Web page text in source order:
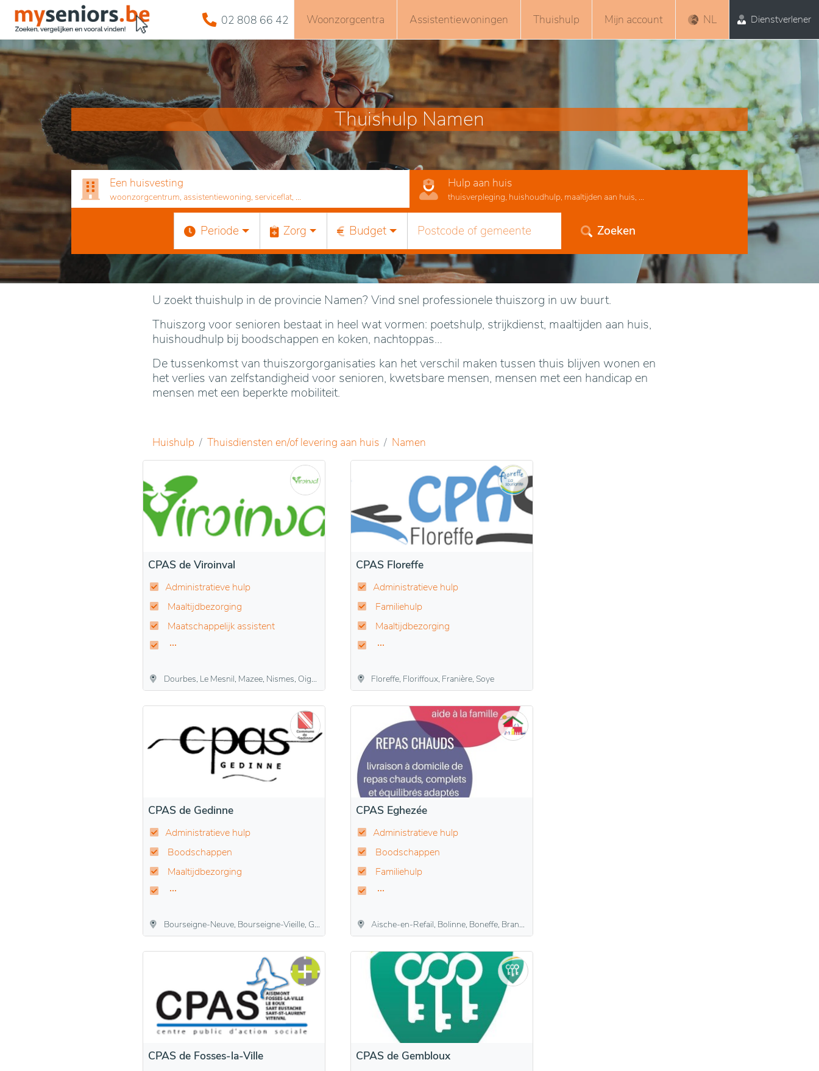
02 808 66 42 Woonzorgcentra Assistentiewoningen Thuishulp Mijn account NL Dienstverlener
Thuishulp Namen
Een huisvesting
woonzorgcentrum, assistentiewoning, serviceflat, ...
Hulp aan huis
thuisverpleging, huishoudhulp, maaltijden aan huis, ...
Periode Zorg Budget Zoeken
U zoekt thuishulp in de provincie Namen? Vind snel professionele thuiszorg in uw buurt.
Thuiszorg voor senioren bestaat in heel wat vormen: poetshulp, strijkdienst, maaltijden aan huis,
huishoudhulp bij boodschappen en koken, nachtoppas…
De tussenkomst van thuiszorgorganisaties kan het verschil maken tussen thuis blijven wonen en
het verlies van zelfstandigheid voor senioren, kwetsbare mensen, mensen met een handicap en
mensen met een beperkte mobiliteit.
Huishulp Thuisdiensten en/of levering aan huis Namen
CPAS de Viroinval
Administratieve hulp
Maaltijdbezorging
Maatschappelijk assistent
Dourbes, Le Mesnil, Mazee, Nismes, Oignies-en-Thiérache, Olloy-sur-Viroin, Treignes, Vierves-sur-Viroin, Viroinval
CPAS Floreffe
Administratieve hulp
Familiehulp
Maaltijdbezorging
Floreffe, Floriffoux, Franière, Soye
CPAS de Gedinne
Administratieve hulp
Boodschappen
Maaltijdbezorging
Bourseigne-Neuve, Bourseigne-Vieille, Gedinne, Houdremont, Louette-Saint-Denis, Louette-Saint-Pierre, Malvoisin, Patignies, Rienne, Sart-Custinne, Vencimont, Willerzie
CPAS Eghezée
Administratieve hulp
Boodschappen
Familiehulp
Aische-en-Refail, Bolinne, Boneffe, Branchon, Dhuy, Eghezée, Hanret, Leuze, Liernu, Longchamps, Mehaigne, Noville-sur-Mehaigne, Saint-Germain, Taviers, Upigny, Waret-la-Chaussée
CPAS de Fosses-la-Ville CPAS de Gembloux